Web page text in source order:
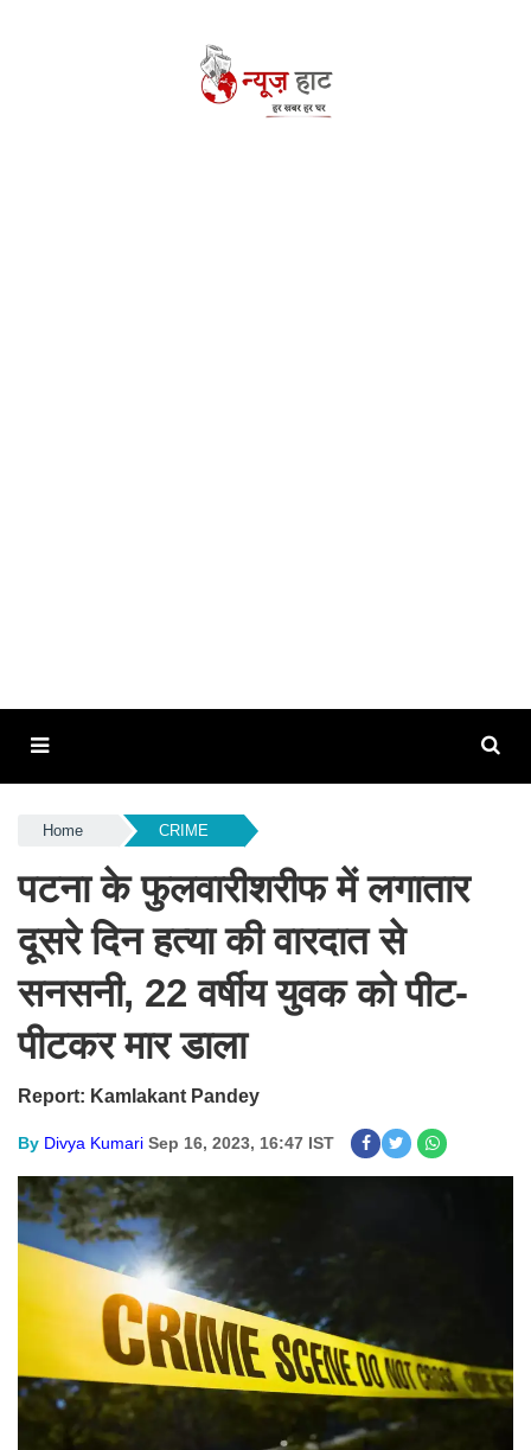
Home CRIME
पटना के फुलवारीशरीफ में लगातार
दूसरे दिन हत्या की वारदात से
सनसनी, 22 वर्षीय युवक को पीट-
पीटकर मार डाला
Report: Kamlakant Pandey
By Divya Kumari Sep 16, 2023, 16:47 IST